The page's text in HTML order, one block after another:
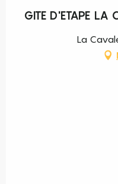
GITE D'ETAPE LA
La